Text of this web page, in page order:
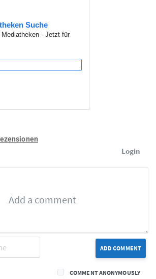
Login
ADD COMMENT
COMMENT ANONYMOUSLY